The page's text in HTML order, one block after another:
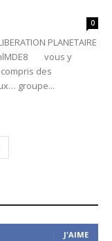
0
PLANETAIRE
vous y
des
groupe...
J'AIME